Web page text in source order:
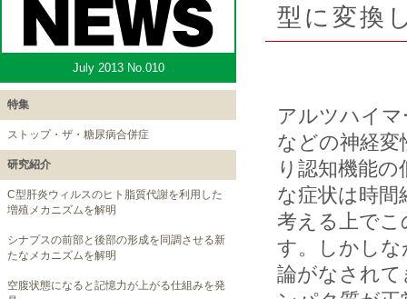
July 2013 No.010
特集
ストップ・ザ・糖尿病合併症
研究紹介
C型肝炎ウィルスのヒト脂質代謝を利用した
増殖メカニズムを解明
シナプスの前部と後部の形成を同調させる新
たなメカニズムを解明
空腹状態になると記憶力が上がる仕組みを発
型に変換
アルツハイ
などの神経変
り認知機能
な症状は時間
考える上でこ
す。しかし
論がなされ